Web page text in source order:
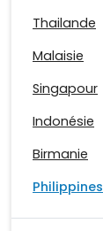
Thailande
Malaisie
Singapour
Indonésie
Birmanie
Philippines